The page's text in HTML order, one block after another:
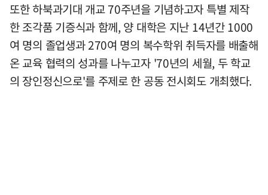
또한 하북과기대 개교 70주년을 기념하고자 특별 제작
한 조각품 기증식과 함께, 양 대학은 지난 14년간 1000
여 명의 졸업생과 270여 명의 복수학위 취득자를 배출해
온 교육 협력의 성과를 나누고자 '70년의 세월, 두 학교
의 장인정신으로'를 주제로 한 공동 전시회도 개최했다.